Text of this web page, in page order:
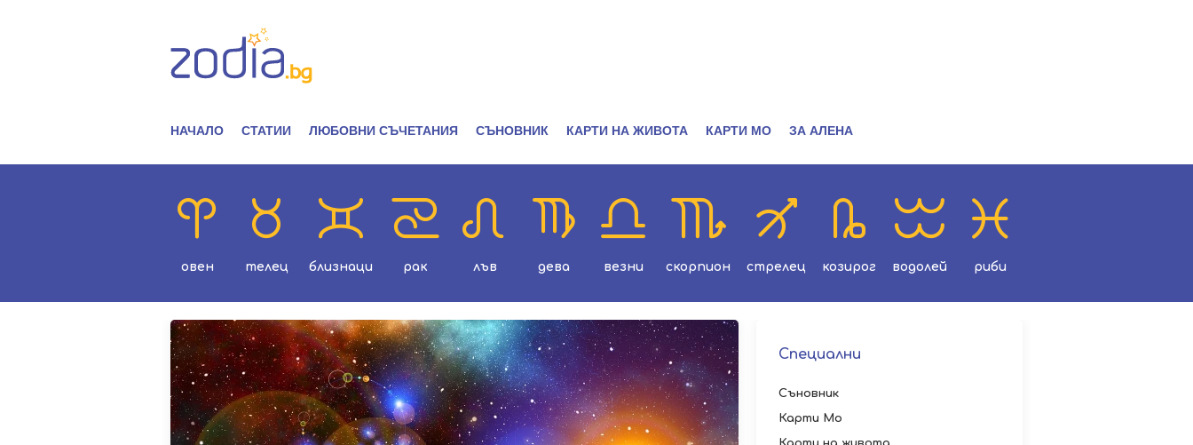
НАЧАЛО СТАТИИ ЛЮБОВНИ СЪЧЕТАНИЯ СЪНОВНИК КАРТИ НА ЖИВОТА КАРТИ МО ЗА АЛЕНА
овен телец близнаци рак лъв дева везни скорпион стрелец козирог водолей риби
Специални
Съновник
Карти Мо